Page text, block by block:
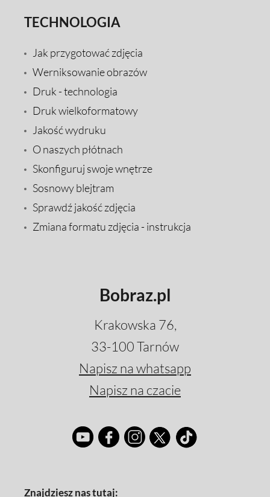
TECHNOLOGIA
Jak przygotować zdjęcia
Werniksowanie obrazów
Druk - technologia
Druk wielkoformatowy
Jakość wydruku
O naszych płótnach
Skonfiguruj swoje wnętrze
Sosnowy blejtram
Sprawdź jakość zdjęcia
Zmiana formatu zdjęcia - instrukcja
Bobraz.pl
Krakowska 76,
33-100 Tarnów
Napisz na whatsapp
Napisz na czacie
Znajdziesz nas tutaj: